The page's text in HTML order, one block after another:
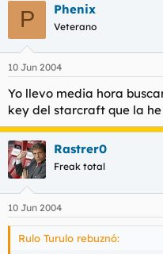
P Phenix
Veterano
10 Jun 2004
Yo llevo media hora
key del starcraft que la he
Rastrer0
Freak total
10 Jun 2004
Rulo Turulo rebuznó: